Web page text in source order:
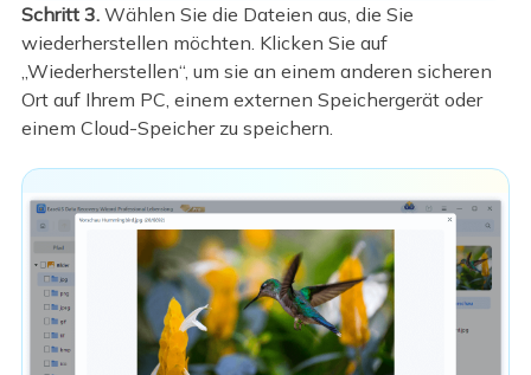
Schritt 3.Wählen Sie die Dateien aus, die Sie
wiederherstellen möchten. Klicken Sie auf
„Wiederherstellen“, um sie an einem anderen sicheren
Ort auf Ihrem PC, einem externen Speichergerät oder
einem Cloud-Speicher zu speichern.